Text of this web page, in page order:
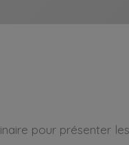
pour présenter